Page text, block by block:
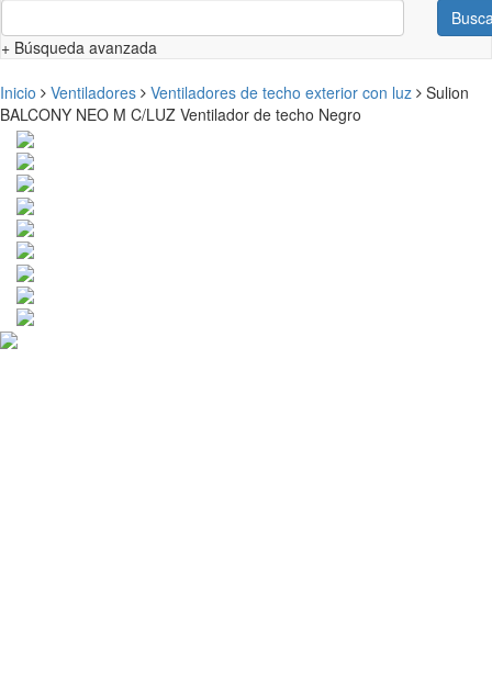
+ Búsqueda avanzada
Inicio Ventiladores Ventiladores de techo exterior con luz
Sulion
BALCONY NEO M C/LUZ Ventilador de techo Negro